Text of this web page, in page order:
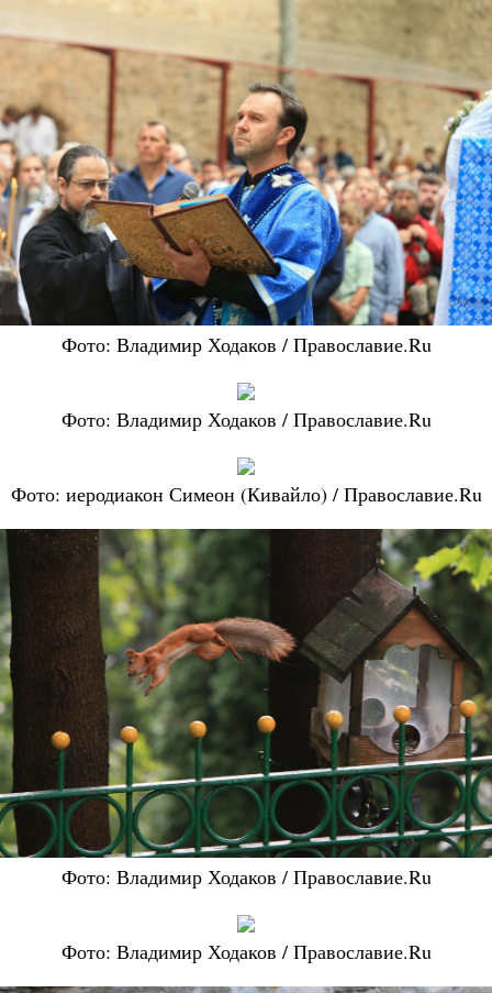
Фото: Владимир Ходаков / Православие.Ru
Фото: Владимир Ходаков / Православие.Ru
Фото: иеродиакон Симеон (Кивайло) / Православие.Ru
Фото: Владимир Ходаков / Православие.Ru
Фото: Владимир Ходаков / Православие.Ru